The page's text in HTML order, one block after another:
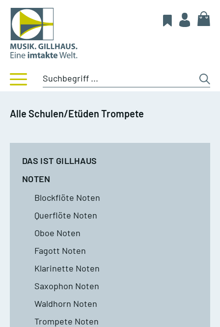
Alle Schulen/Etüden Trompete
DAS IST GILLHAUS
NOTEN
Blockflöte Noten
Querflöte Noten
Oboe Noten
Fagott Noten
Klarinette Noten
Saxophon Noten
Waldhorn Noten
Trompete Noten